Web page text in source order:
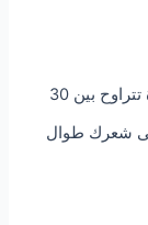
اتركي العسل على شعرك وفروة رأسك لمدة تتراوح بين 30
شعرك طوال